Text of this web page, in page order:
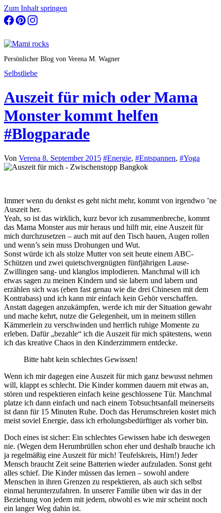
Zum Inhalt springen
Persönlicher Blog von Verena M. Wagner
Selbstliebe
Auszeit für mich oder Mama
Monster kommt helfen
#Blogparade
Von Verena 8. September 2015 #Energie, #Entspannen, #Yoga
Immer wenn du denkst es geht nicht mehr, kommt von irgendwo ’ne
Auszeit her.
Yeah, so ist das wirklich, kurz bevor ich zusammenbreche, kommt
das Mama Monster aus mir heraus und hilft mir, eine Auszeit für
mich durchzusetzen – auch mit auf den Tisch hauen, Augen rollen
und wenn’s sein muss Drohungen und Wut.
Sonst würde ich als stolze Mutter von seit heute einem ABC-
Schützen und zwei quietschvergnügten fünfjährigen Lause-
Zwillingen sang- und klanglos implodieren. Manchmal will ich
etwas sagen zu meinen Kindern und sie labern und labern und
erzählen sich was (eben fast genau wie die drei Chinesen mit dem
Kontrabass) und ich kann mir einfach kein Gehör verschaffen.
Anstatt dagegen anzukämpfen, werde ich mir der Situation gewahr
und mache kehrt, nutze die Gelegenheit, um in meinem stillen
Kämmerlein zu verschwinden und herrlich ruhige Momente zu
erleben. Dafür „bezahle“ ich die Auszeit für mich spätestens, wenn
ich das kreative Chaos in den Kinderzimmern entdecke.
Bitte habt kein schlechtes Gewissen!
Wenn ich mir dagegen eine Auszeit für mich ganz bewusst nehmen
will, klappt es schlecht. Die Kinder kommen dauern mit etwas an,
stören und respektieren einfach keine geschlossene Tür. Manchmal
platze ich dann einfach und nach einem Tobsuchtsanfall meinerseits
ist dann für 15 Minuten Ruhe. Doch das Herumschreien kostet mich
meist soviel Energie, dass ich erholungsbedürftiger als vorher bin.
Doch eines ist sicher: Ein schlechtes Gewissen habe ich deswegen
nie. (Wegen dem Herumbrüllen schon eher und deshalb brauche ich
ja regelmäßig eine Auszeit für mich! Teufelskreis, Hirn!) Jeder
Mensch braucht Zeit seine Batterien wieder aufzuladen. Sonst geht
alles schief. Die Kinder müssen das lernen – sowohl andere
Menschen in ihren Grenzen zu respektieren, als auch sich selbst
einmal herunterzufahren. In unserer Familie üben wir das in der
Beziehung von jedem mit jedem, obwohl es wie mir scheint noch
ein langer Weg dahin ist.